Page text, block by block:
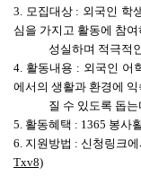
3. 모집대상 : 외국인 학
심을 가지고 활동에 참여
성실하며 적극적
4. 활동내용 : 외국인 어
에서의 생활과 환경에 익
질 수 있도록 돕는
5. 활동혜택 : 1365 봉사
6. 지원방법 : 신청링크
Txv8)